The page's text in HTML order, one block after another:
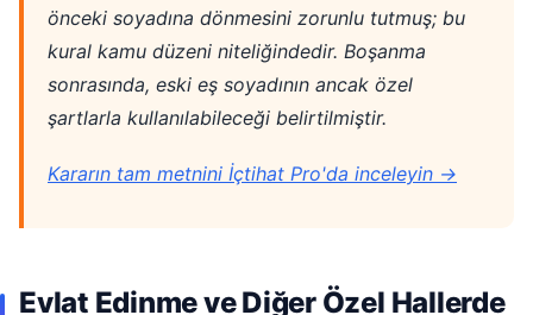
önceki soyadına dönmesini zorunlu tutmuş; bu
kural kamu düzeni niteliğindedir. Boşanma
sonrasında, eski eş soyadının ancak özel
şartlarla kullanılabileceği belirtilmiştir.
Kararın tam metnini İçtihat Pro'da inceleyin →
Evlat Edinme ve Diğer Özel Hallerde